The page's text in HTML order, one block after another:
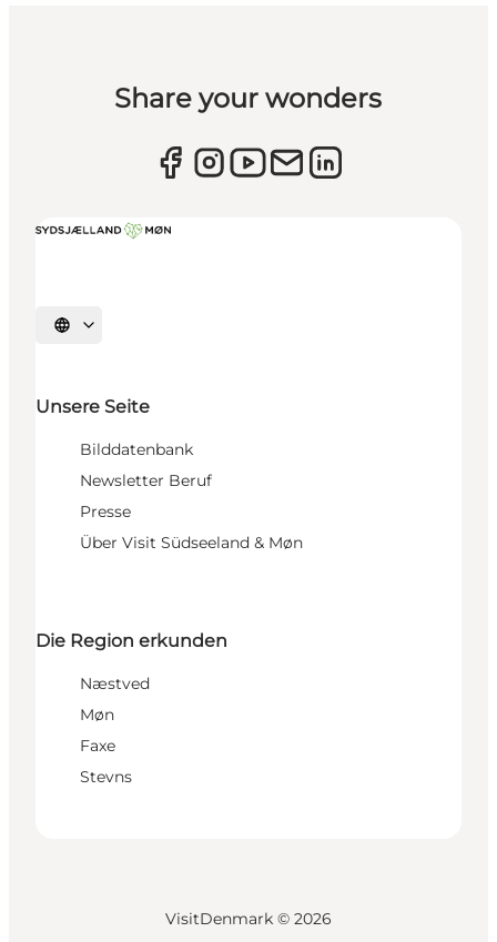
Share your wonders
Sprache auswählen
Unsere Seite
Bilddatenbank
Newsletter Beruf
Presse
Über Visit Südseeland & Møn
Die Region erkunden
Næstved
Møn
Faxe
Stevns
VisitDenmark © 2026